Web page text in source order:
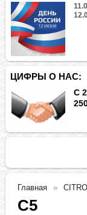
ЦИФРЫ О НАС:
С
Главная
C5